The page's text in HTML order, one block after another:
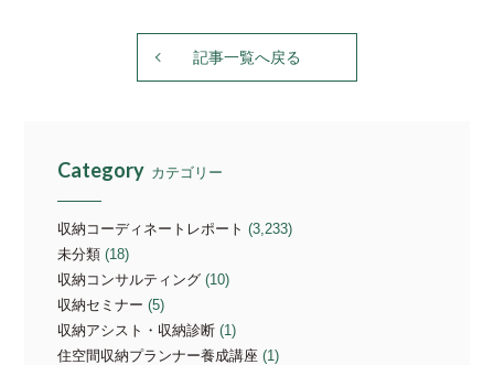
記事一覧へ戻る
Category カテゴリー
収納コーディネートレポート (3,233)
未分類 (18)
収納コンサルティング (10)
収納セミナー (5)
収納アシスト・収納診断 (1)
住空間収納プランナー養成講座 (1)